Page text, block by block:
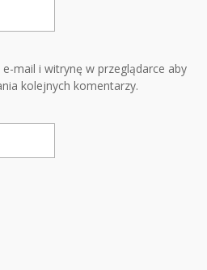
mail i witrynę w przeglądarce aby
kolejnych komentarzy.